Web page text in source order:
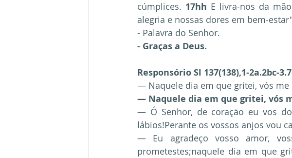
cúmplices. 17hh E livra-nos da
alegria e nossas dores em bem-
- Palavra do Senhor.
- Graças a Deus.
Responsório Sl 137(138),1-2a.2bc-
— Naquele dia em que gritei, vós me
— Naquele dia em que gritei, vós
— Ó Senhor, de coração eu vos
lábios!Perante os vossos anjos vou
— Eu agradeço vosso amor,
prometestes;naquele dia em que